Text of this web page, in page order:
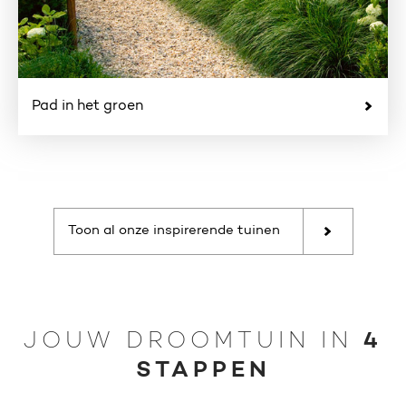
Pad in het groen
Toon al onze inspirerende tuinen
JOUW DROOMTUIN IN 4
STAPPEN